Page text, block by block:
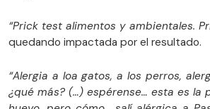
“Prick test alimentos y ambientales.
quedando impactada por el resultado.
“Alergia a loa gatos, a los perros,
¿qué más? (…) espérense… esta es la